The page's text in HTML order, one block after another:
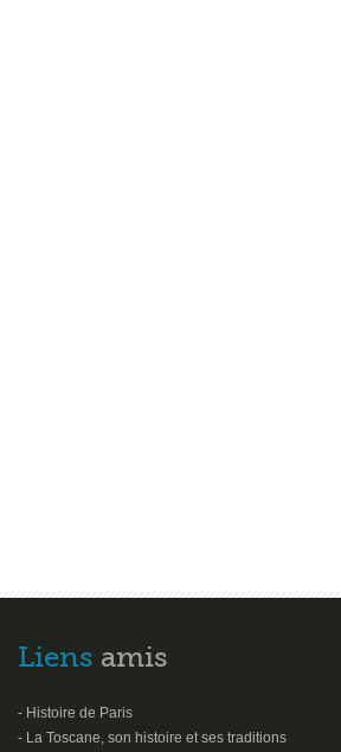
Liens amis
- Histoire de Paris
- La Toscane, son histoire et ses traditions